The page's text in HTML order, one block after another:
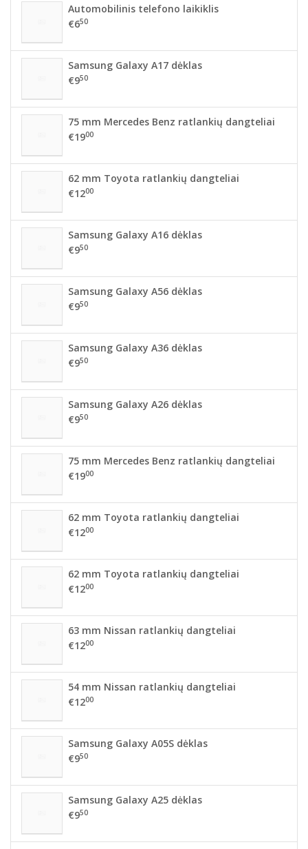
Automobilinis telefono laikiklis
€650
Samsung Galaxy A17 dėklas
€950
75 mm Mercedes Benz ratlankių dangteliai
€1900
62 mm Toyota ratlankių dangteliai
€1200
Samsung Galaxy A16 dėklas
€950
Samsung Galaxy A56 dėklas
€950
Samsung Galaxy A36 dėklas
€950
Samsung Galaxy A26 dėklas
€950
75 mm Mercedes Benz ratlankių dangteliai
€1900
62 mm Toyota ratlankių dangteliai
€1200
62 mm Toyota ratlankių dangteliai
€1200
63 mm Nissan ratlankių dangteliai
€1200
54 mm Nissan ratlankių dangteliai
€1200
Samsung Galaxy A05S dėklas
€950
Samsung Galaxy A25 dėklas
€950